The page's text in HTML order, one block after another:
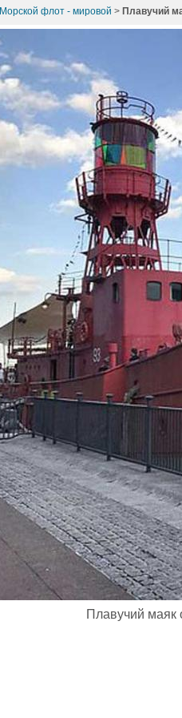
Морской флот - мировой > Плавучий
Плавучий маяк